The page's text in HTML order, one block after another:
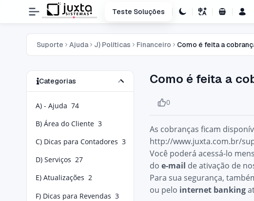
Teste Soluções
Carrinho
Suporte Ajuda J) Políticas Financeiro Como é feita a
Categorias
A) - Ajuda 74
B) Área do Cliente 3
C) Dicas para Contadores 3
D) Serviços 27
E) Atualizações 2
F) Dicas para Revendas 3
Como é feita a
0
As cobranças ficam
http://www.juxta.com.br/
Você poderá acessá-lo
doe-mail de ativação de
Para sua segurança,
ou pelo internet banking